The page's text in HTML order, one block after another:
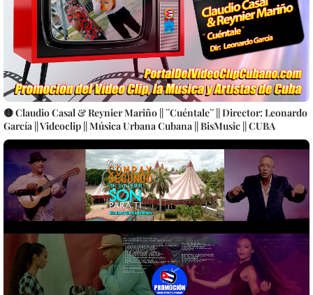
🟡 Claudio Casal & Reynier Mariño || ¨Cuéntale¨ || Director: Leonardo
García || Videoclip || Música Urbana Cubana || BisMusic || CUBA